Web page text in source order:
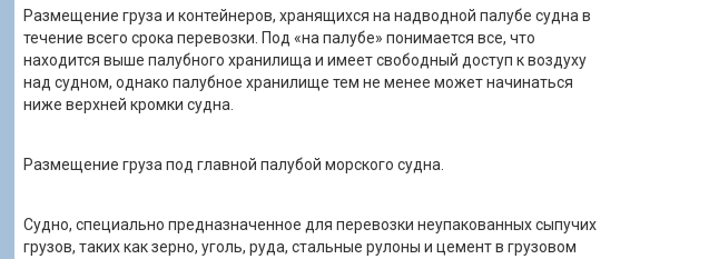
Размещение груза и контейнеров, хранящихся на надводной палубе судна в
течение всего срока перевозки. Под «на палубе» понимается все, что
находится выше палубного хранилища и имеет свободный доступ к воздуху
над судном, однако палубное хранилище тем не менее может начинаться
ниже верхней кромки судна.
Размещение груза под главной палубой морского судна.
Судно, специально предназначенное для перевозки неупакованных сыпучих
грузов, таких как зерно, уголь, руда, стальные рулоны и цемент в грузовом